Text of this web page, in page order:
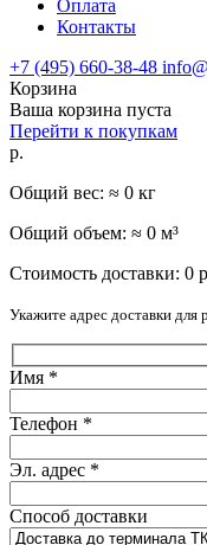
Оплата
Контакты
+7 (495) 660-38-48
Корзина
Ваша корзина пуста
Перейти к покупкам
р.
Общий вес: ≈ 0 кг
Общий объем: ≈ 0 м³
Стоимость доставки: 0
Укажите адрес доставки для
Имя *
Телефон *
Эл. адрес *
Способ доставки